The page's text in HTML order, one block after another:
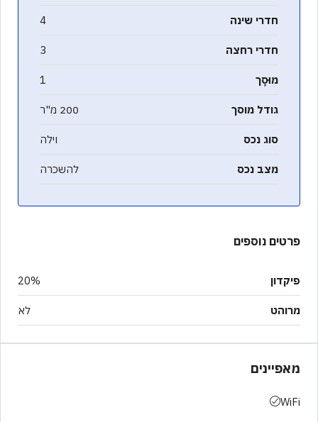
חדרי שינה 4
חדרי רחצה 3
מוּסָך 1
גודל מוסך 200 מ"ר
סוג נכס וילה
מצב נכס להשכרה
פרטים נוספים
פיקדון 20%
מרוהט לא
מאפיינים
WiFi